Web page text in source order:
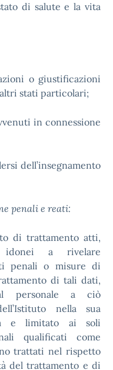
di salute e la vita
o giustificazioni
stati particolari;
in connessione
dell’insegnamento
penali e reati:
di trattamento atti,
idonei a rivelare
penali o misure di
di tali dati,
personale a ciò
nella sua
e limitato ai soli
qualificati come
trattati nel rispetto
del trattamento e di